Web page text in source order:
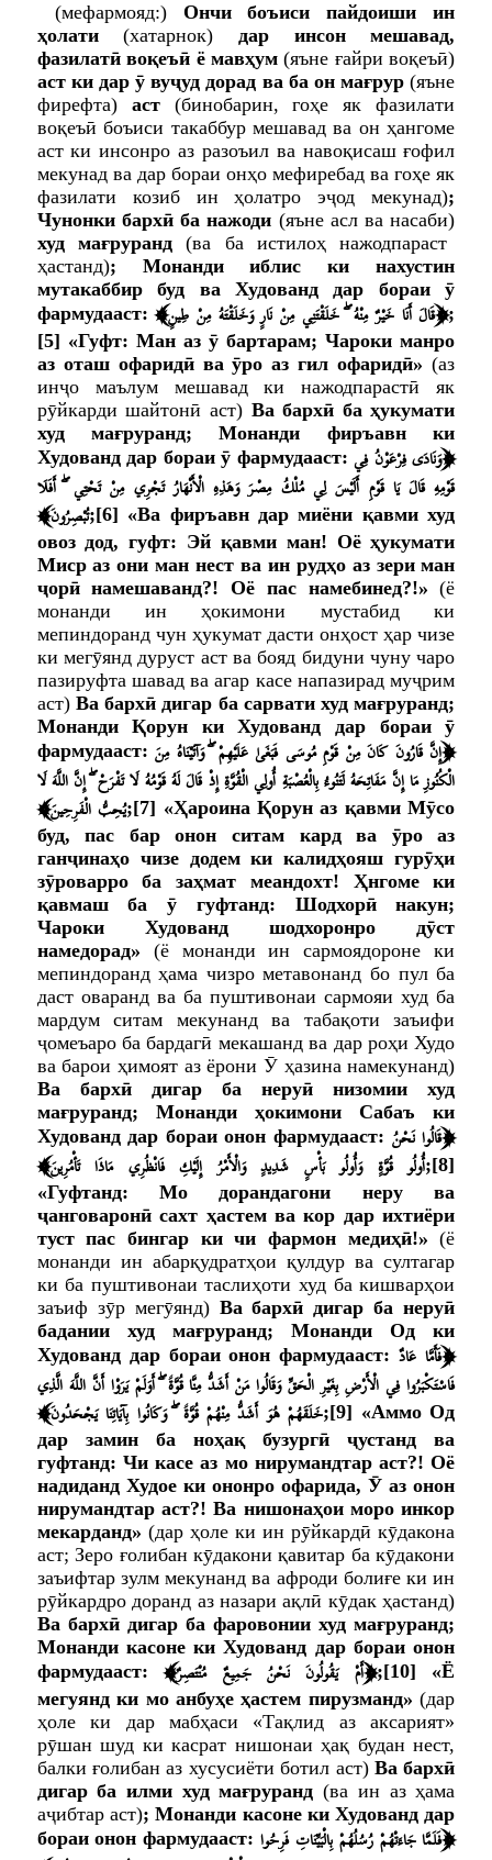
(мефармояд:)Ончи боъиси пайдоиши ин
ҳолати(хатарнок) дар инсон мешавад,
фазилатӣ воқеъӣ ё мавҳум(яъне ғайри воқеъӣ)
аст ки дар ӯ вуҷуд дорад ва ба он мағрур(яъне
фирефта)аст (бинобарин, гоҳе як фазилати
воқеъӣ боъиси такаббур мешавад ва он ҳангоме
аст ки инсонро аз разоъил ва навоқисаш ғофил
мекунад ва дар бораи онҳо мефиребад ва гоҳе як
фазилати козиб ин ҳолатро эҷод мекунад);
Чунонки бархӣ ба нажоди (яъне асл ва насаби)
худ мағруранд(ва ба истилоҳ нажодпараст
ҳастанд); Монанди иблис ки нахустин
мутакаббир буд ва Худованд дар бораи ӯ
фармудааст:
﴿قَالَ أَنَا خَيْرٌ مِنْهُ ۖ خَلَقْتَنِي مِنْ نَارٍ وَخَلَقْتَهُ مِنْ طِينٍ﴾
;
[5] «Гуфт: Ман аз ӯ бартарам; Чароки манро
аз оташ офаридӣ ва ӯро аз гил офаридӣ» (аз
инҷо маълум мешавад ки нажодпарастӣ як
рӯйкарди шайтонӣ аст) Ва бархӣ ба ҳукумати
худ мағруранд; Монанди фиръавн ки
Худованд дар бораи ӯ фармудааст:
﴿وَنَادَى فِرْعَوْنُ فِي
قَوْمِهِ قَالَ يَا قَوْمِ أَلَيْسَ لِي مُلْكُ مِصْرَ وَهَذِهِ الْأَنْهَارُ تَجْرِي مِنْ تَحْتِي ۖ أَفَلَا
تُبْصِرُونَ﴾ ;[6] «Ва фиръавн дар миёни қавми худ
овоз дод, гуфт: Эй қавми ман! Оё ҳукумати
Миср аз они ман нест ва ин рудҳо аз зери ман
ҷорӣ намешаванд?! Оё пас намебинед?!» (ё
монанди ин ҳокимони мустабид ки
мепиндоранд чун ҳукумат дасти онҳост ҳар чизе
ки мегӯянд дуруст аст ва бояд бидуни чуну чаро
пазируфта шавад ва агар касе напазирад муҷрим
аст) Ва бархӣ дигар ба сарвати худ мағруранд;
Монанди Қорун ки Худованд дар бораи ӯ
фармудааст:
﴿إِنَّ قَارُونَ كَانَ مِنْ قَوْمِ مُوسَى فَبَغَىٰ عَلَيْهِمْ ۖ وَآتَيْنَاهُ مِنَ
الْكُنُوزِ مَا إِنَّ مَفَاتِحَهُ لَتَنُوءُ بِالْعُصْبَةِ أُولِي الْقُوَّةِ إِذْ قَالَ لَهُ قَوْمُهُ لَا تَفْرَحْ ۖ إِنَّ اللَّهَ لَا
يُحِبُّ الْفَرِحِينَ﴾ ;[7] «Ҳароина Қорун аз қавми Мӯсо
буд, пас бар онон ситам кард ва ӯро аз
ганҷинаҳо чизе додем ки калидҳояш гурӯҳи
зӯроварро ба заҳмат меандохт! Ҳнгоме ки
қавмаш ба ӯ гуфтанд: Шодхорӣ накун;
Чароки Худованд шодхоронро дӯст
намедорад» (ё монанди ин сармоядороне ки
мепиндоранд ҳама чизро метавонанд бо пул ба
даст оваранд ва ба пуштивонаи сармояи худ ба
мардум ситам мекунанд ва табақоти заъифи
ҷомеъаро ба бардагӣ мекашанд ва дар роҳи Худо
ва барои ҳимоят аз ёрони Ӯ ҳазина намекунанд)
Ва бархӣ дигар ба неруӣ низомии худ
мағруранд; Монанди ҳокимони Сабаъ ки
Худованд дар бораи онон фармудааст:
﴿قَالُوا نَحْنُ
أُولُو قُوَّةٍ وَأُولُو بَأْسٍ شَدِيدٍ وَالْأَمْرُ إِلَيْكِ فَانْظُرِي مَاذَا تَأْمُرِينَ﴾ ;[8]
«Гуфтанд: Мо дорандагони неру ва
ҷанговаронӣ сахт ҳастем ва кор дар ихтиёри
туст пас бингар ки чи фармон медиҳӣ!» (ё
монанди ин абарқудратҳои қулдур ва султагар
ки ба пуштивонаи таслиҳоти худ ба кишварҳои
заъиф зӯр мегӯянд) Ва бархӣ дигар ба неруӣ
бадании худ мағруранд; Монанди Од ки
Худованд дар бораи онон фармудааст:
﴿فَأَمَّا عَادٌ
فَاسْتَكْبَرُوا فِي الْأَرْضِ بِغَيْرِ الْحَقِّ وَقَالُوا مَنْ أَشَدُّ مِنَّا قُوَّةً ۖ أَوَلَمْ يَرَوْا أَنَّ اللَّهَ الَّذِي
خَلَقَهُمْ هُوَ أَشَدُّ مِنْهُمْ قُوَّةً ۖ وَكَانُوا بِآيَاتِنَا يَجْحَدُونَ﴾ ;[9] «Аммо Од
дар замин ба ноҳақ бузургӣ ҷустанд ва
гуфтанд: Чи касе аз мо нирумандтар аст?! Оё
надиданд Худое ки ононро офарида, Ӯ аз онон
нирумандтар аст?! Ва нишонаҳои моро инкор
мекарданд» (дар ҳоле ки ин рӯйкардӣ кӯдакона
аст; Зеро ғолибан кӯдакони қавитар ба кӯдакони
заъифтар зулм мекунанд ва афроди болиғе ки ин
рӯйкардро доранд аз назари ақлӣ кӯдак ҳастанд)
Ва бархӣ дигар ба фаровонии худ мағруранд;
Монанди касоне ки Худованд дар бораи онон
фармудааст:
﴿أَمْ يَقُولُونَ نَحْنُ جَمِيعٌ مُنْتَصِرٌ﴾ ;[10]
«Ё
мегуянд ки мо анбуҳе ҳастем пирузманд» (дар
ҳоле ки дар мабҳаси «Тақлид аз аксарият»
рӯшан шуд ки касрат нишонаи ҳақ будан нест,
балки ғолибан аз хусусиёти ботил аст) Ва бархӣ
дигар ба илми худ мағруранд (ва ин аз ҳама
аҷибтар аст); Монанди касоне ки Худованд дар
бораи онон фармудааст:
﴿فَلَمَّا جَاءَتْهُمْ رُسُلُهُمْ بِالْبَيِّنَاتِ فَرِحُوا